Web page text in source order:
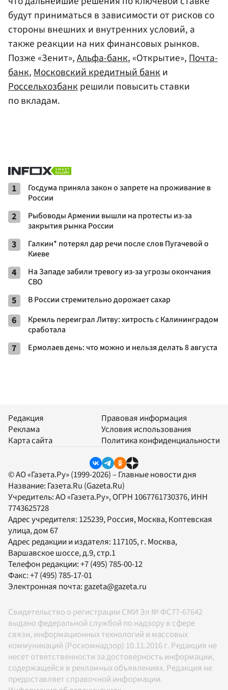
будут приниматься в зависимости от рисков со
стороны внешних и внутренних условий, а
также реакции на них финансовых рынков.
Позже «Зенит»,Альфа-банк, «Открытие»,Почта-
банк,Московский кредитный банки
Россельхозбанкрешили повысить ставки
по вкладам.
1
Госдума приняла закон о запрете на проживание в
России
2
Рыбоводы Армении вышли на протесты из-за
закрытия рынка России
3
Галкин* потерял дар речи после слов Пугачевой о
Киеве
4
На Западе забили тревогу из-за угрозы окончания
СВО
5 В России стремительно дорожает сахар
6
Кремль переиграл Литву: хитрость с Калининградом
сработала
7 Ермолаев день: что можно и нельзя делать 8 августа
Редакция
Реклама
Карта сайта
Правовая информация
Условия использования
Политика конфиденциальности
© АО «Газета.Ру» (1999-2026) – Главные новости дня
Название: Газета.Ru (Gazeta.Ru)
Учредитель:АО «Газета.Ру», ОГРН 1067761730376, ИНН
7743625728
Адрес учредителя: 125239, Россия, Москва, Коптевская
улица, дом 67
Адрес редакции и издателя: 117105, г. Москва,
Варшавское шоссе, д.9, стр.1
Телефон редакции:+7 (495) 785-00-12
Факс:+7 (495) 785-17-01
Электронная почта: gazeta@gazeta.ru
Свидетельство о регистрации СМИ Эл № ФС77-67642
выдано федеральной службой по надзору в сфере
связи, информационных технологий и массовых
коммуникаций (Роскомнадзор) 10.11.2016 г. Редакция не
несет ответственности за достоверность информации,
содержащейся в рекламных объявлениях. Редакция не
предоставляет справочной информации.